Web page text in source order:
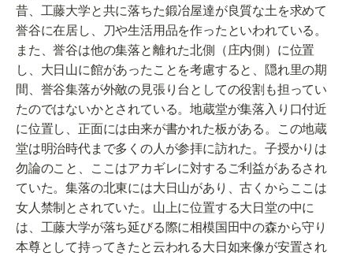
昔、工藤大学と共に落ちた鍛冶屋達が良質な土を求めて
誉谷に在居し、刀や生活用品を作ったといわれている。
また、誉谷は他の集落と離れた北側（庄内側）に位置
し、大日山に館があったことを考慮すると、隠れ里の期
間、誉谷集落が外敵の見張り台としての役割も担ってい
たのではないかとされている。地蔵堂が集落入り口付近
に位置し、正面には由来が書かれた板がある。この地蔵
堂は明治時代まで多くの人が参拝に訪れた。子授かりは
勿論のこと、ここはアカギレに対するご利益があるされ
ていた。集落の北東には大日山があり、古くからここは
女人禁制とされていた。山上に位置する大日堂の中に
は、工藤大学が落ち延びる際に相模国田中の森から守り
本尊として持ってきたと云われる大日如来像が安置され